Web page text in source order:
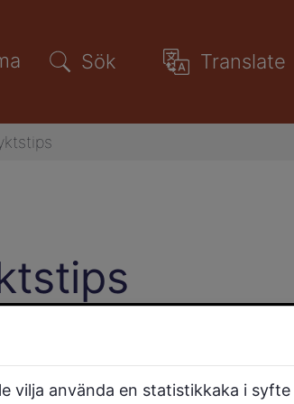
Sök Translate
bland
gamla gränder! Ge dig
vilja använda en statistikkaka i